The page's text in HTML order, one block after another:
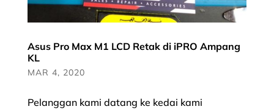
Asus Pro Max M1 LCD Retak di iPRO Ampang
KL
MAR 4, 2020
Pelanggan kami datang ke kedai kami